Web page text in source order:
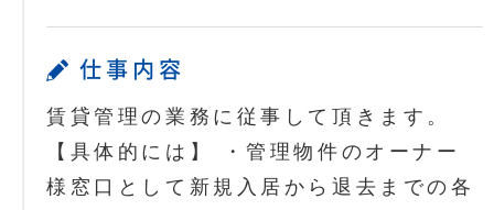
仕事内容
賃貸管理の業務に従事して頂きます。
【具体的には】 ・管理物件のオーナー
様窓口として新規入居から退去までの各